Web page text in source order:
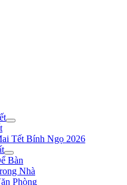
Tết Bính Ngọ 2026
Bàn
Nhà
Phòng